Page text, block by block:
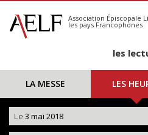
S'abonner
Calendrier
Association Épiscopale
les pays Francophones
les
LA MESSE LES
Le 3 mai 2018